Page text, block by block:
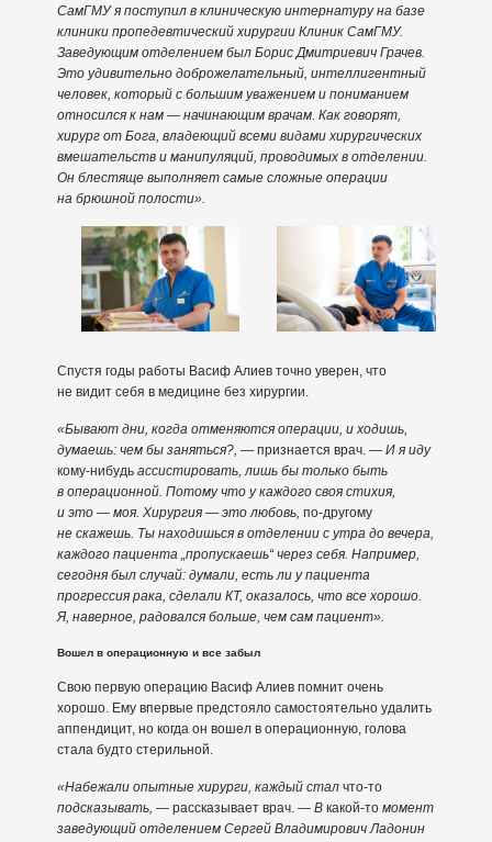
СамГМУ я поступил в клиническую интернатуру на базе
клиники пропедевтический хирургии Клиник СамГМУ.
Заведующим отделением был Борис Дмитриевич Грачев.
Это удивительно доброжелательный, интеллигентный
человек, который с большим уважением и пониманием
относился к нам — начинающим врачам. Как говорят,
хирург от Бога, владеющий всеми видами хирургических
вмешательств и манипуляций, проводимых в отделении.
Он блестяще выполняет самые сложные операции
на брюшной полости».
Спустя годы работы Васиф Алиев точно уверен, что
не видит себя в медицине без хирургии.
«Бывают дни, когда отменяются операции, и ходишь,
думаешь: чем бы заняться?, — признается врач. — И я иду
кому-нибудьассистировать, лишь бы только быть
в операционной. Потому что у каждого своя стихия,
и это — моя. Хирургия — это любовь, по-другому
не скажешь. Ты находишься в отделении с утра до вечера,
каждого пациента „пропускаешь“ через себя. Например,
сегодня был случай: думали, есть ли у пациента
прогрессия рака, сделали КТ, оказалось, что все хорошо.
Я, наверное, радовался больше, чем сам пациент».
Вошел в операционную и все забыл
Свою первую операцию Васиф Алиев помнит очень
хорошо. Ему впервые предстояло самостоятельно удалить
аппендицит, но когда он вошел в операционную, голова
стала будто стерильной.
«Набежали опытные хирурги, каждый стал что-то
подсказывать, — рассказывает врач. — В какой-томомент
заведующий отделением Сергей Владимирович Ладонин